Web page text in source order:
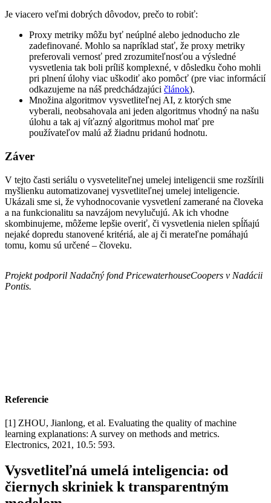
Je viacero veľmi dobrých dôvodov, prečo to robiť:
Proxy metriky môžu byť neúplné alebo jednoducho zle
zadefinované. Mohlo sa napríklad stať, že proxy metriky
preferovali vernosť pred zrozumiteľnosťou a výsledné
vysvetlenia tak boli príliš komplexné, v dôsledku čoho mohli
pri plnení úlohy viac uškodiť ako pomôcť (pre viac informácií
odkazujeme na náš predchádzajúci článok).
Množina algoritmov vysvetliteľnej AI, z ktorých sme
vyberali, neobsahovala ani jeden algoritmus vhodný na našu
úlohu a tak aj víťazný algoritmus mohol mať pre
používateľov malú až žiadnu pridanú hodnotu.
Záver
V tejto časti seriálu o vysveteliteľnej umelej inteligencii sme rozšírili
myšlienku automatizovanej vysvetliteľnej umelej inteligencie.
Ukázali sme si, že vyhodnocovanie vysvetlení zamerané na človeka
a na funkcionalitu sa navzájom nevylučujú. Ak ich vhodne
skombinujeme, môžeme lepšie overiť, či vysvetlenia nielen spĺňajú
nejaké dopredu stanovené kritériá, ale aj či merateľne pomáhajú
tomu, komu sú určené – človeku.
Projekt podporil Nadačný fond PricewaterhouseCoopers v Nadácii
Pontis.
Referencie
[1] ZHOU, Jianlong, et al. Evaluating the quality of machine
learning explanations: A survey on methods and metrics.
Electronics, 2021, 10.5: 593.
Vysvetliteľná umelá inteligencia: od
čiernych skriniek k transparentným